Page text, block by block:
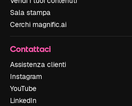
Sala stampa
Cerchi magnific.ai
Contattaci
Assistenza clienti
Instagram
YouTube
LinkedIn